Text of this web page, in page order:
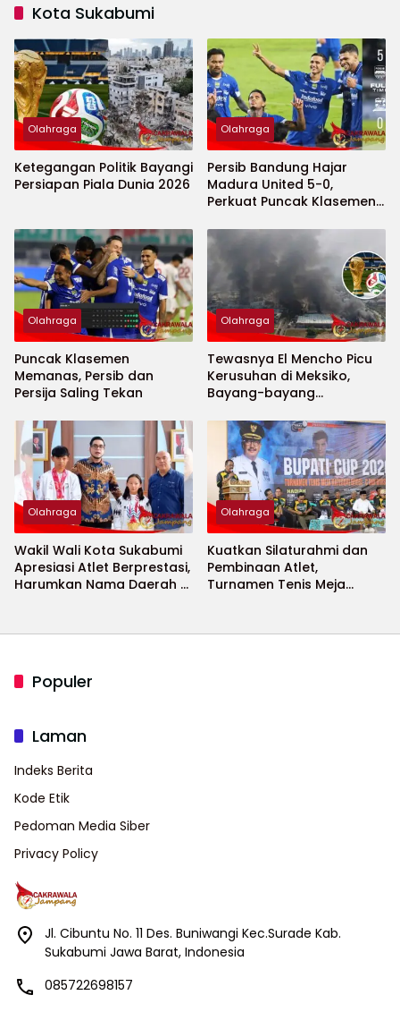
Kota Sukabumi
Olahraga
Ketegangan Politik Bayangi
Persiapan Piala Dunia 2026
Olahraga
Persib Bandung Hajar
Madura United 5-0,
Perkuat Puncak Klasemen
Olahraga
Puncak Klasemen
Memanas, Persib dan
Persija Saling Tekan
Olahraga
Tewasnya El Mencho Picu
Kerusuhan di Meksiko,
Bayang-bayang
2026 Menguat
Olahraga
Wakil Wali Kota Sukabumi
Apresiasi Atlet Berprestasi,
Harumkan Nama Daerah di
Olahraga
Kuatkan Silaturahmi dan
Pembinaan Atlet,
Turnamen Tenis Meja
Populer
Laman
Indeks Berita
Kode Etik
Pedoman Media Siber
Privacy Policy
Jl. Cibuntu No. 11 Des. Buniwangi Kec.Surade Kab.
Sukabumi Jawa Barat, Indonesia
085722698157